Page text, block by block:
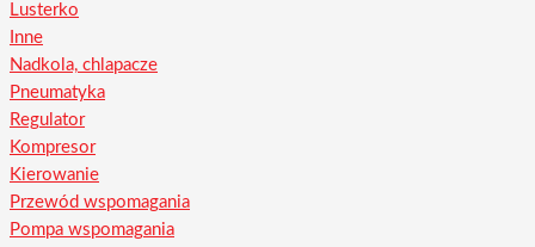
Lusterko
Inne
Nadkola, chlapacze
Pneumatyka
Regulator
Kompresor
Kierowanie
Przewód wspomagania
Pompa wspomagania